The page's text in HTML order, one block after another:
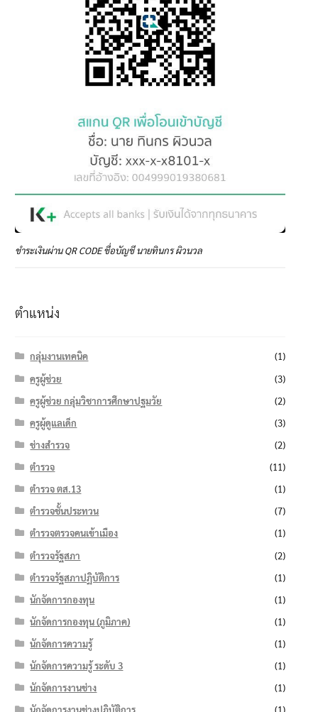
ชำระเงินผ่าน QR CODE ชื่อบัญชี นายทินกร ผิวนวล
ตำแหน่ง
กลุ่มงานเทคนิค
(1)
ครูผู้ช่วย
(3)
ครูผู้ช่วย กลุ่มวิชาการศึกษาปฐมวัย
(2)
ครูผู้ดูแลเด็ก
(3)
ช่างสำรวจ
(2)
ตำรวจ
(11)
ตำรวจ ตส.13
(1)
ตำรวจชั้นประทวน
(7)
ตำรวจตรวจคนเข้าเมือง
(1)
ตำรวจรัฐสภา
(2)
ตำรวจรัฐสภาปฏิบัติการ
(1)
นักจัดการกองทุน
(1)
นักจัดการกองทุน (ภูมิภาค)
(1)
นักจัดการความรู้
(1)
นักจัดการความรู้ ระดับ 3
(1)
นักจัดการงานช่าง
(1)